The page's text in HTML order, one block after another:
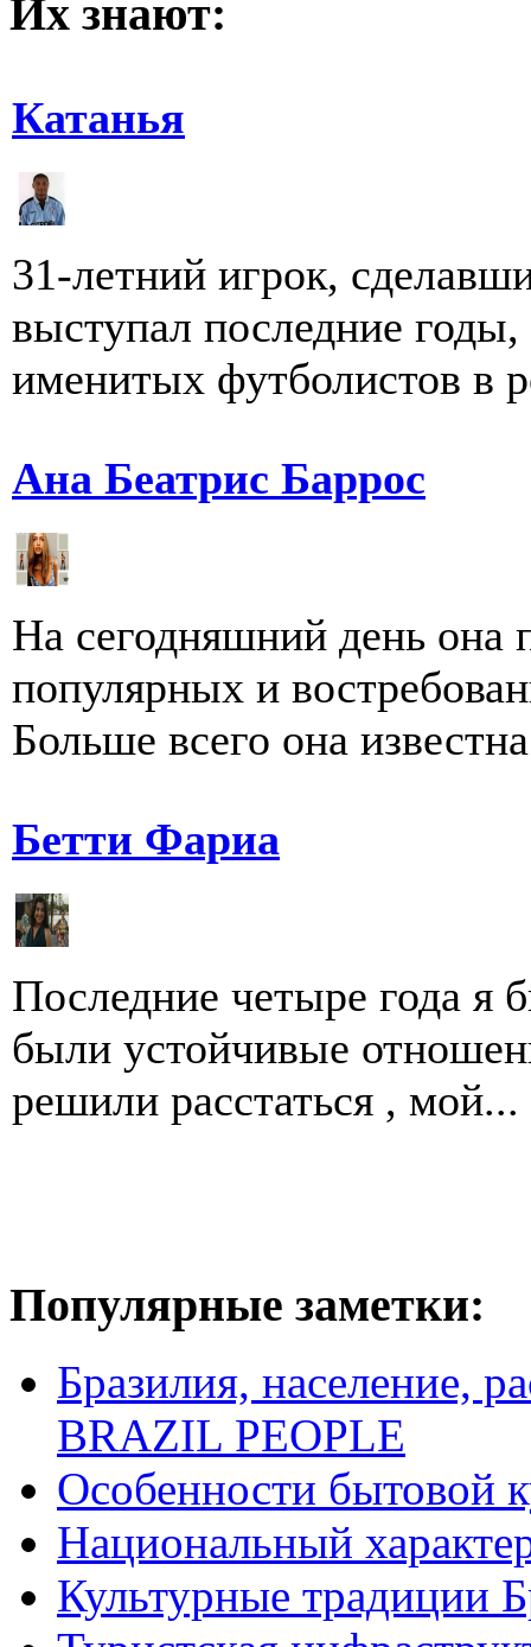
Их знают:
Катанья
31-летний игрок,
выступал последние
именитых футболистов в
Ана Беатрис Баррос
На сегодняшний день она
популярных и
Больше всего она
Бетти Фариа
Последние четыре года я
были устойчивые
решили расстаться , мой...
Популярные заметки:
Бразилия, население,
BRAZIL PEOPLE
Особенности бытовой
Национальный
Культурные традиции